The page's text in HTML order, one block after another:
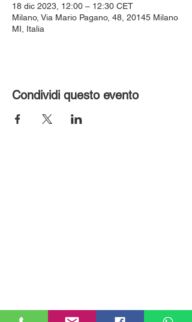
18 dic 2023, 12:00 – 12:30 CET
Milano, Via Mario Pagano, 48, 20145 Milano
MI, Italia
Condividi questo evento